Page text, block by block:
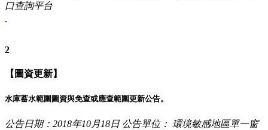
口查詢平台
2
【圖資更新】
水庫蓄水範圍圖資與免查或應查範圍更新公告。
公告日期：2018年10月18日 公告單位： 環境敏感地區單一窗